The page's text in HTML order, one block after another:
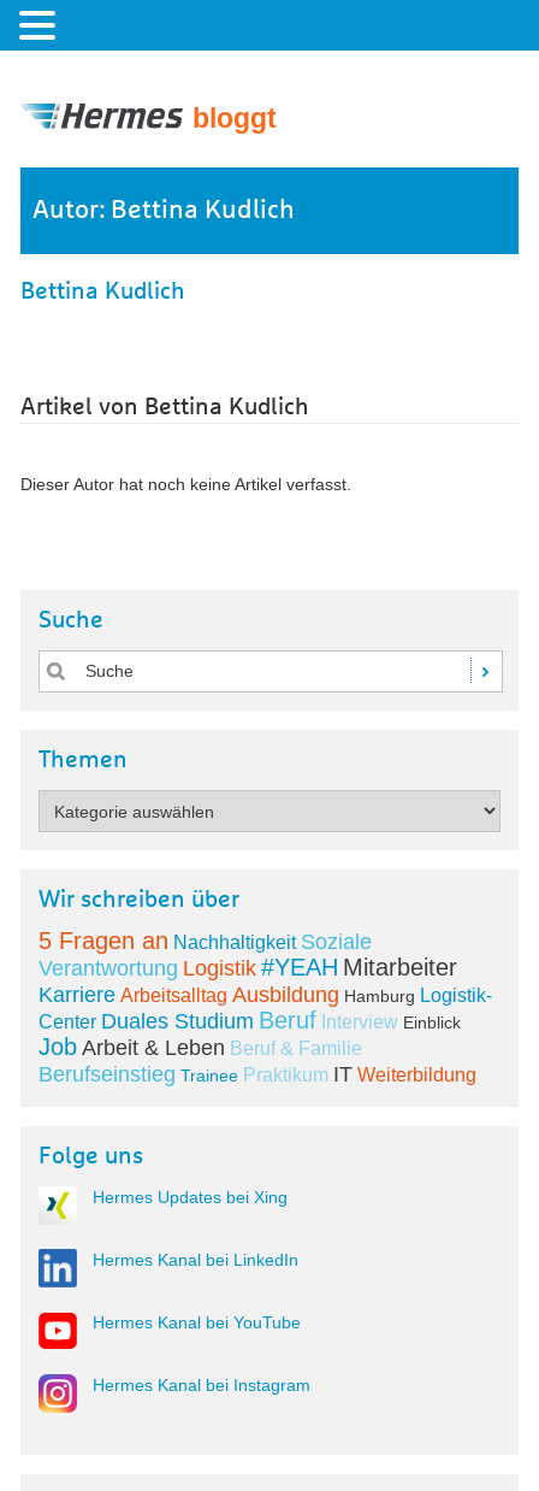
bloggt
Autor: Bettina Kudlich
Bettina Kudlich
Artikel von Bettina Kudlich
Dieser Autor hat noch keine Artikel verfasst.
Suche
Themen
Wir schreiben über
5 Fragen an Nachhaltigkeit Soziale
Verantwortung Logistik #YEAH Mitarbeiter
Karriere Arbeitsalltag Ausbildung Hamburg Logistik-
Center Duales Studium Beruf Interview Einblick
Job Arbeit & Leben Beruf & Familie
Berufseinstieg Trainee Praktikum IT Weiterbildung
Folge uns
Hermes Updates bei Xing
Hermes Kanal bei LinkedIn
Hermes Kanal bei YouTube
Hermes Kanal bei Instagram